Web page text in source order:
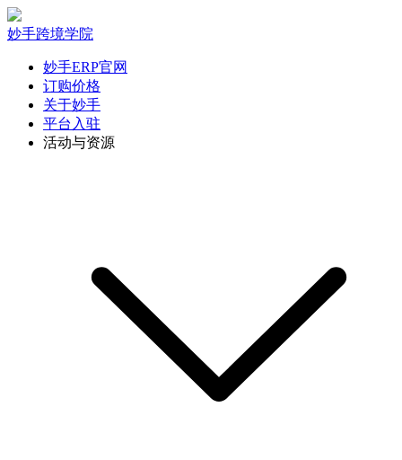
妙手跨境学院
妙手ERP官网
订购价格
关于妙手
平台入驻
活动与资源